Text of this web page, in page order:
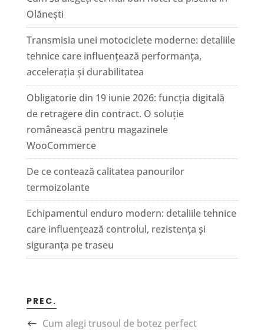
Olănești
Transmisia unei motociclete moderne: detaliile
tehnice care influențează performanța,
accelerația și durabilitatea
Obligatorie din 19 iunie 2026: funcția digitală
de retragere din contract. O soluție
românească pentru magazinele
WooCommerce
De ce contează calitatea panourilor
termoizolante
Echipamentul enduro modern: detaliile tehnice
care influențează controlul, rezistența și
siguranța pe traseu
PREC.
Cum alegi trusoul de botez perfect